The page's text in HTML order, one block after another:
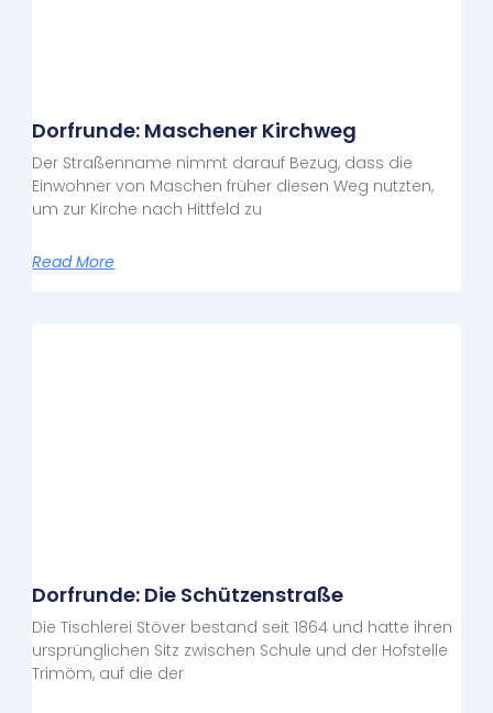
Dorfrunde: Maschener Kirchweg
Der Straßenname nimmt darauf Bezug, dass die
Einwohner von Maschen früher diesen Weg nutzten,
um zur Kirche nach Hittfeld zu
Read More
Dorfrunde: Die Schützenstraße
Die Tischlerei Stöver bestand seit 1864 und hatte ihren
ursprünglichen Sitz zwischen Schule und der Hofstelle
Trimöm, auf die der